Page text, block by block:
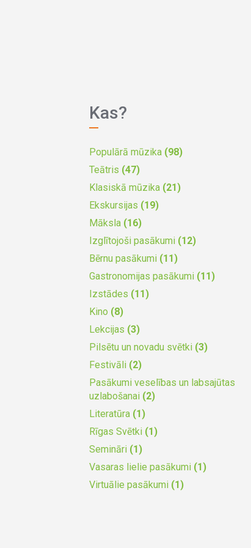
Kas?
Populārā mūzika (98)
Teātris (47)
Klasiskā mūzika (21)
Ekskursijas (19)
Māksla (16)
Izglītojoši pasākumi (12)
Bērnu pasākumi (11)
Gastronomijas pasākumi (11)
Izstādes (11)
Kino (8)
Lekcijas (3)
Pilsētu un novadu svētki (3)
Festivāli (2)
Pasākumi veselības un labsajūtas
uzlabošanai (2)
Literatūra (1)
Rīgas Svētki (1)
Semināri (1)
Vasaras lielie pasākumi (1)
Virtuālie pasākumi (1)